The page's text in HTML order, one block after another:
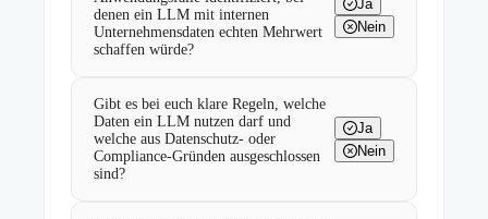
denen ein LLM mit internen
Unternehmensdaten echten Mehrwert
schaffen würde?
Ja
Nein
Gibt es bei euch klare Regeln, welche
Daten ein LLM nutzen darf und
welche aus Datenschutz- oder
Compliance-Gründen ausgeschlossen
sind?
Ja
Nein